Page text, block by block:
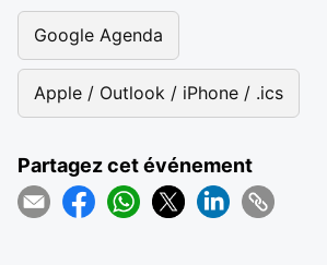
Google Agenda
Apple / Outlook / iPhone / .ics
Partagez cet événement